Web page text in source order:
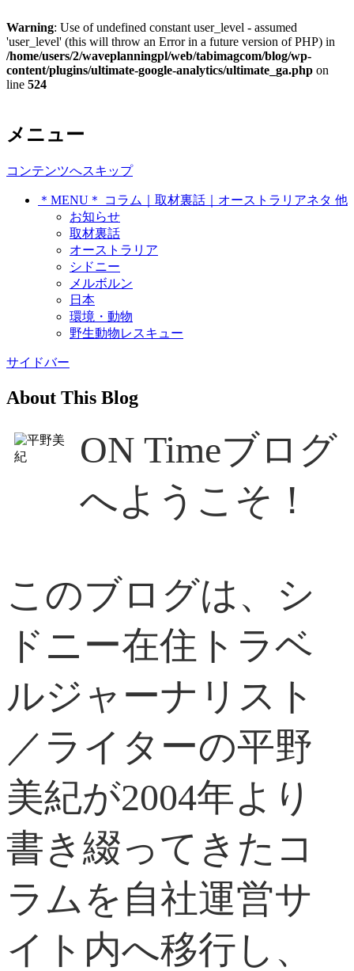
Warning: Use of undefined constant user_level - assumed
'user_level' (this will throw an Error in a future version of PHP) in
/home/users/2/waveplanningpl/web/tabimagcom/blog/wp-
content/plugins/ultimate-google-analytics/ultimate_ga.php on
line 524
On Time ～ オンタイム シド
ニー発 トラベルジャーナリス
トのネタ帳
オーストラリア・シドニー在住、トラ
ベルジャーナリストの世界各地で拾っ
メニュー
コンテンツへスキップ
＊MENU＊ コラム｜取材裏話｜オーストラリアネタ 他
お知らせ
取材裏話
オーストラリア
シドニー
メルボルン
日本
環境・動物
野生動物レスキュー
サイドバー
About This Blog
ON Timeブログ
へようこそ！
このブログは、シ
ドニー在住トラベ
ルジャーナリスト
／ライターの平野
美紀が2004年より
書き綴ってきたコ
ラムを自社運営サ
イト内へ移行し、